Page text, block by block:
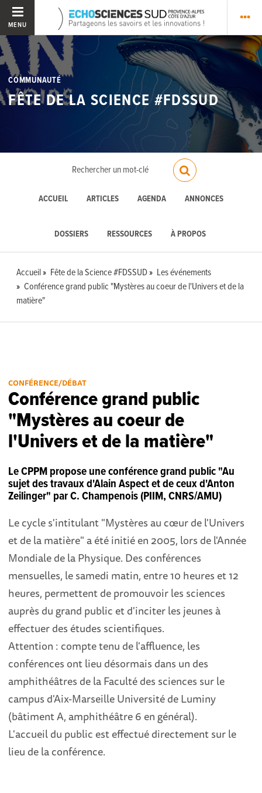
MENU
COMMUNAUTÉ
FÊTE DE LA SCIENCE #FDSSUD
ACCUEIL ARTICLES AGENDA ANNONCES
DOSSIERS RESSOURCES À PROPOS
Accueil Fête de la Science #FDSSUD
Les événements
Conférence grand public "Mystères au coeur de l'Univers et de la
matière"
CONFÉRENCE/DÉBAT
Conférence grand public
"Mystères au coeur de
l'Univers et de la matière"
Le CPPM propose une conférence grand public "Au
sujet des travaux d'Alain Aspect et de ceux d'Anton
Zeilinger" par C. Champenois (PIIM, CNRS/AMU)
Le cycle s'intitulant "Mystères au cœur de l'Univers
et de la matière" a été initié en 2005, lors de l'Année
Mondiale de la Physique. Des conférences
mensuelles, le samedi matin, entre 10 heures et 12
heures, permettent de promouvoir les sciences
auprès du grand public et d'inciter les jeunes à
effectuer des études scientifiques.
Attention : compte tenu de l'affluence, les
conférences ont lieu désormais dans un des
amphithéâtres de la Faculté des sciences sur le
campus d'Aix-Marseille Université de Luminy
(bâtiment A, amphithéâtre 6 en général).
L'accueil du public est effectué directement sur le
lieu de la conférence.